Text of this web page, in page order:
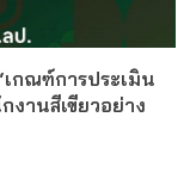
กณฑ์การประเมิน
งานสีเขียวอย่าง